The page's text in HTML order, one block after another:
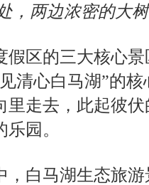
，两边浓密的大
区的三大核心景
清心白马湖”的
里走去，此起彼
园。
白马湖生态旅游